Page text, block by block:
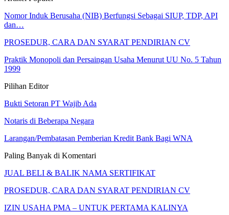
Nomor Induk Berusaha (NIB) Berfungsi Sebagai SIUP, TDP, API
dan…
PROSEDUR, CARA DAN SYARAT PENDIRIAN CV
Praktik Monopoli dan Persaingan Usaha Menurut UU No. 5 Tahun
1999
Pilihan Editor
Bukti Setoran PT Wajib Ada
Notaris di Beberapa Negara
Larangan/Pembatasan Pemberian Kredit Bank Bagi WNA
Paling Banyak di Komentari
JUAL BELI & BALIK NAMA SERTIFIKAT
PROSEDUR, CARA DAN SYARAT PENDIRIAN CV
IZIN USAHA PMA – UNTUK PERTAMA KALINYA